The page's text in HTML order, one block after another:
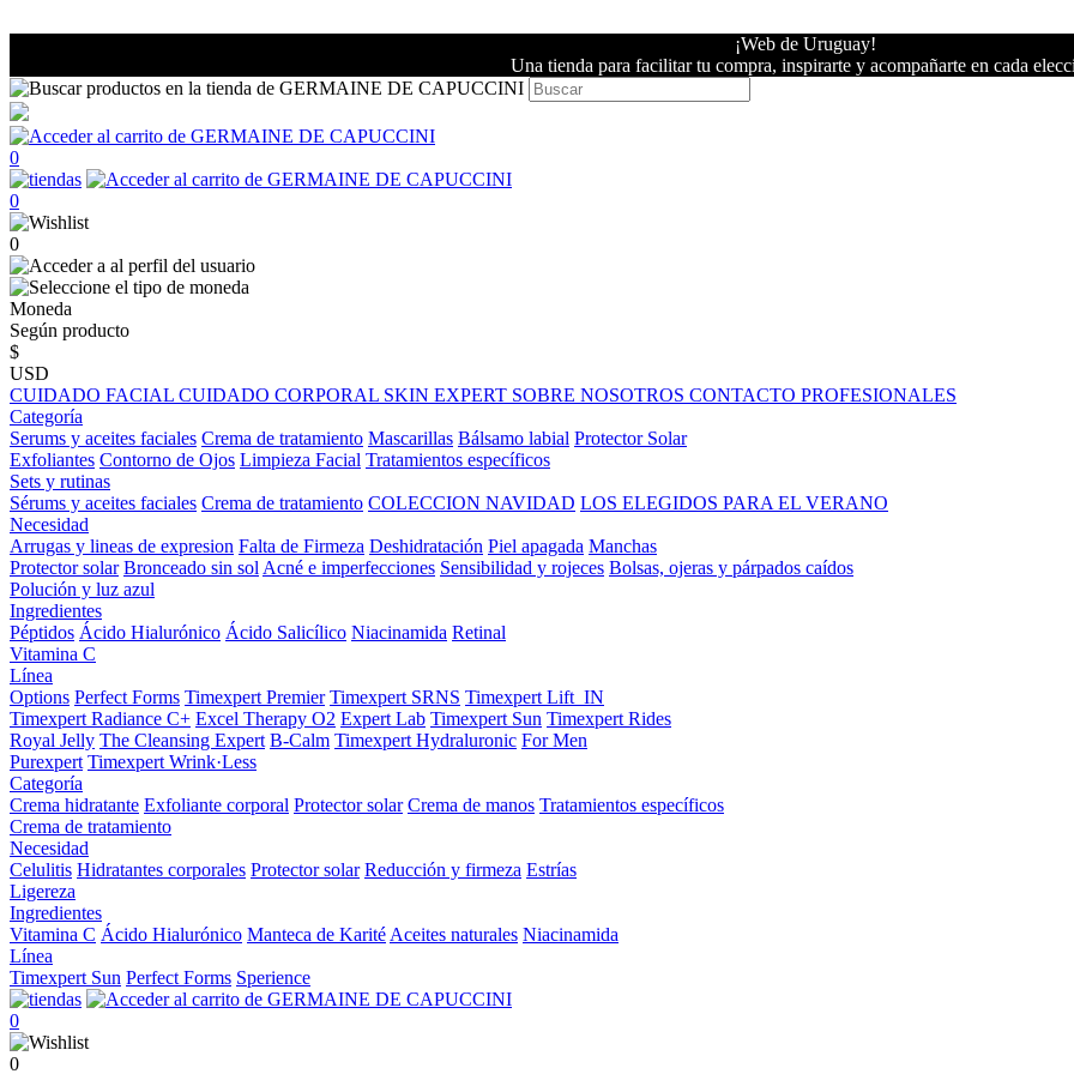
¡Web de Uruguay!
Una tienda para facilitar tu compra, inspirarte y acompañarte en cada
0
0
0
Moneda
Según producto
$
USD
CUIDADO FACIAL CUIDADO CORPORAL SKIN EXPERT SOBRE NOSOTROS CONTACTO PROFESIONALES
Categoría
Serums y aceites faciales Crema de tratamiento Mascarillas Bálsamo labial Protector Solar
Exfoliantes Contorno de Ojos Limpieza Facial Tratamientos específicos
Sets y rutinas
Sérums y aceites faciales Crema de tratamiento COLECCION NAVIDAD LOS ELEGIDOS PARA EL VERANO
Necesidad
Arrugas y lineas de expresion Falta de Firmeza Deshidratación Piel apagada Manchas
Protector solar Bronceado sin sol Acné e imperfecciones Sensibilidad y rojeces Bolsas, ojeras y párpados caídos
Polución y luz azul
Ingredientes
Péptidos Ácido Hialurónico Ácido Salicílico Niacinamida Retinal
Vitamina C
Línea
Options Perfect Forms Timexpert Premier Timexpert SRNS Timexpert Lift_IN
Timexpert Radiance C+ Excel Therapy O2 Expert Lab Timexpert Sun Timexpert Rides
Royal Jelly The Cleansing Expert B-Calm Timexpert Hydraluronic For Men
Purexpert Timexpert Wrink·Less
Categoría
Crema hidratante Exfoliante corporal Protector solar Crema de manos Tratamientos específicos
Crema de tratamiento
Necesidad
Celulitis Hidratantes corporales Protector solar Reducción y firmeza Estrías
Ligereza
Ingredientes
Vitamina C Ácido Hialurónico Manteca de Karité Aceites naturales Niacinamida
Línea
Timexpert Sun Perfect Forms Sperience
0
0